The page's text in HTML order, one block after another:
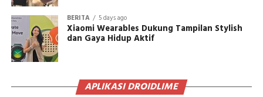
BERITA 5 days ago
Xiaomi Wearables Dukung Tampilan Stylish
dan Gaya Hidup Aktif
APLIKASI DROIDLIME